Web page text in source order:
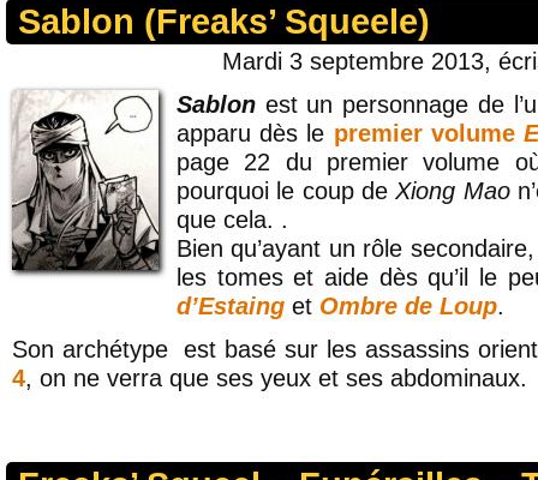
Sablon (Freaks’ Squeele)
Mardi 3 septembre 2013,
Sablon est un personnage de
apparu dès le premier volume
page 22 du premier volume
pourquoi le coup deXiong Mao
que cela. .
Bien qu’ayant un rôle
les tomes et aide dès qu’il le
d’Estaing et Ombre de Loup.
Son archétype est basé sur les assassins
4, on ne verra que ses yeux et ses abdominaux.